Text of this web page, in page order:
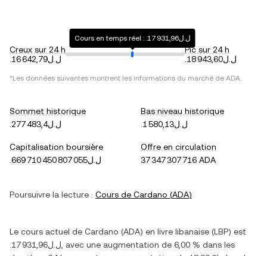
Creux sur 24 h
.ل.ل16 642,79
Cours en temps réel : .ل.ل17 931,96
Pic sur 24 h
.ل.ل18 943,60
*Les données suivantes montrent les informations du marché de ADA.
Sommet historique
.ل.ل277 483,4
Bas niveau historique
.ل.ل1 580,13
Capitalisation boursière
.ل.ل669 710 450 807 055
Offre en circulation
37 347 307 716 ADA
Poursuivre la lecture : Cours de Cardano (ADA)
Le cours actuel de Cardano (ADA) en livre libanaise (LBP) est
.ل.ل17 931,96 , avec une augmentation de 6,00 % dans les